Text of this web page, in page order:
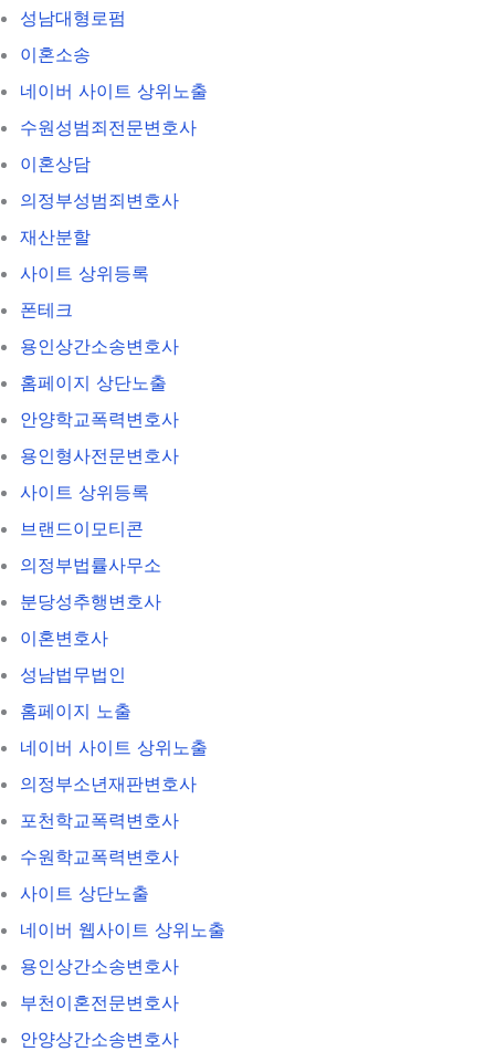
성남대형로펌
이혼소송
네이버 사이트 상위노출
수원성범죄전문변호사
이혼상담
의정부성범죄변호사
재산분할
사이트 상위등록
폰테크
용인상간소송변호사
홈페이지 상단노출
안양학교폭력변호사
용인형사전문변호사
사이트 상위등록
브랜드이모티콘
의정부법률사무소
분당성추행변호사
이혼변호사
성남법무법인
홈페이지 노출
네이버 사이트 상위노출
의정부소년재판변호사
포천학교폭력변호사
수원학교폭력변호사
사이트 상단노출
네이버 웹사이트 상위노출
용인상간소송변호사
부천이혼전문변호사
안양상간소송변호사